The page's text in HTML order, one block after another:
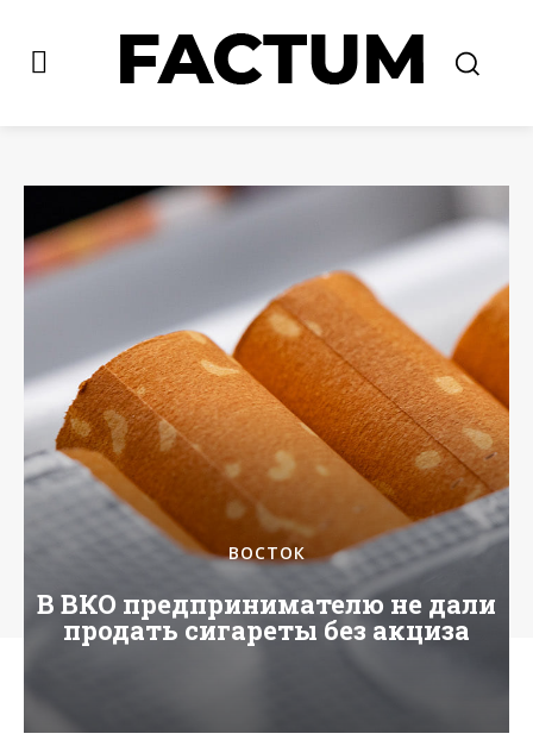
ВОСТОК
В ВКО предпринимателю не дали
продать сигареты без акциза